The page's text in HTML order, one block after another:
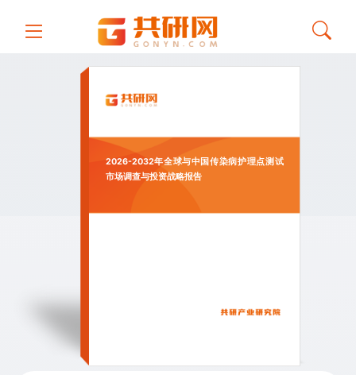
2026-2032年全球与中国传染病护理点测试
市场调查与投资战略报告